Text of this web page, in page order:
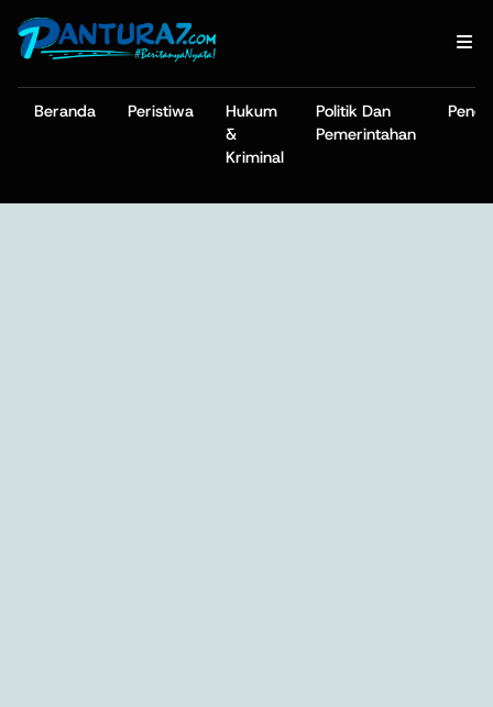
Beranda Peristiwa
Hukum
&
Kriminal
Politik Dan
Pemerintahan